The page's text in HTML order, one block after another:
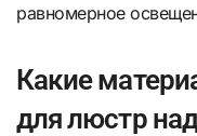
равномерное
Какие
для люстр